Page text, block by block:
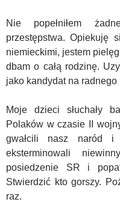
Nie popełniłem
przestępstwa. Opiekuję
niemieckimi, jestem
dbam o całą rodzinę.
jako kandydat na
Moje dzieci słuchały
Polaków w czasie II
gwałcili nasz naród i
eksterminowali
posiedzenie SR i
Stwierdzić kto gorszy.
raz.